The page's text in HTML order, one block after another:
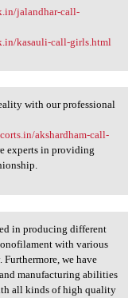
jalandhar-call-
kasauli-call-girls.html
reality
with our professional
akshardham-call-
experts in providing
in
in producing different
with various
we have
manufacturing abilities
all kinds of high quality